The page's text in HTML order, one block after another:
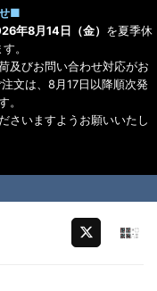
■
年8月14日（金）
を夏季休
。
及びお問い合わせ対応がお
文は、8月17日以降順次発
。
さいますようお願いいたし